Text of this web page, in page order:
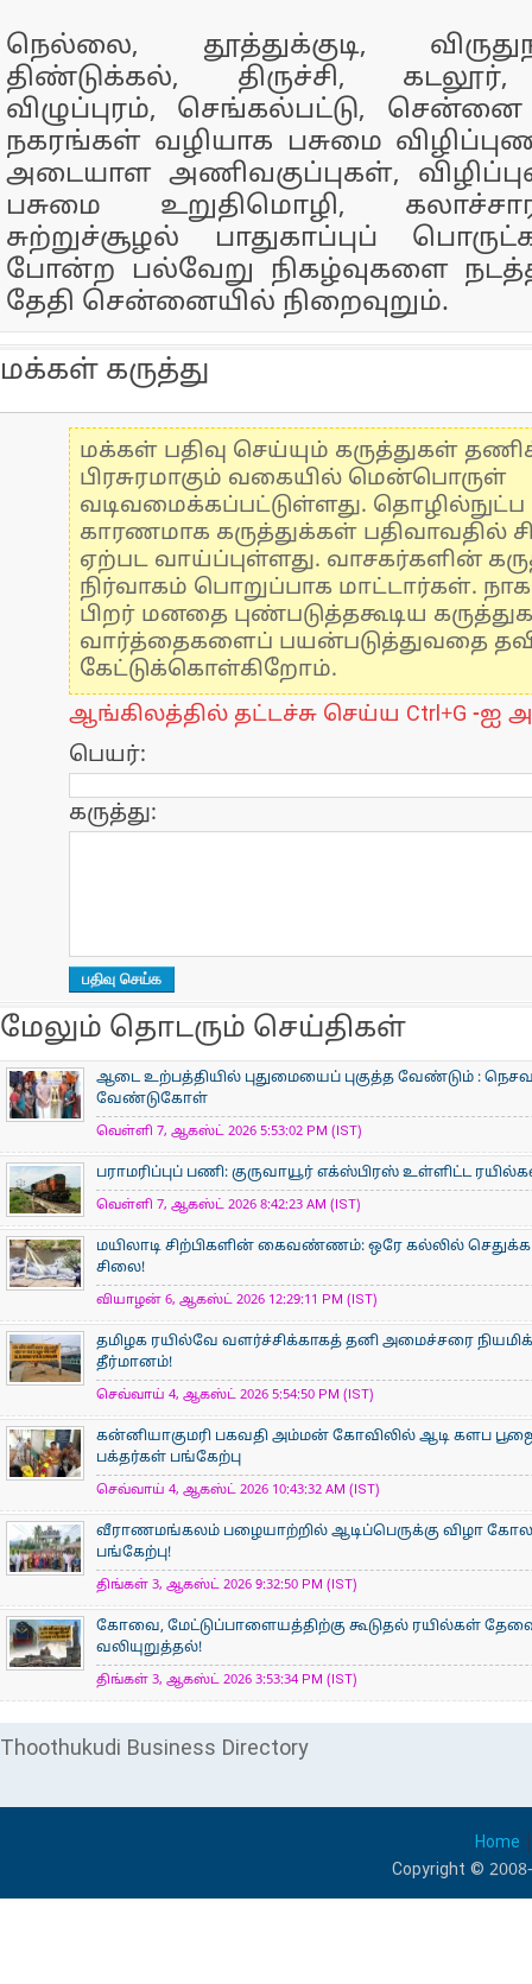
நெல்லை, தூத்துக்குடி,
திண்டுக்கல், திருச்சி, கடலூர்,
விழுப்புரம், செங்கல்பட்டு,
நகரங்கள் வழியாக பசுமை
அடையாள அணிவகுப்புகள்,
பசுமை உறுதிமொழி,
சுற்றுச்சூழல் பாதுகாப்புப்
போன்ற பல்வேறு நிகழ்வுகளை
தேதி சென்னையில் நிறைவுறும்.
மக்கள் கருத்து
மக்கள் பதிவு செய்யும் கருத்துகள்
பிரசுரமாகும் வகையில் மென்பொருள்
வடிவமைக்கப்பட்டுள்ளது.
காரணமாக கருத்துக்கள் பதிவாவதில்
ஏற்பட வாய்ப்புள்ளது. வாசகர்களின்
நிர்வாகம் பொறுப்பாக மாட்டார்கள்.
பிறர் மனதை புண்படுத்தகூடிய
வார்த்தைகளைப் பயன்படுத்துவதை
கேட்டுக்கொள்கிறோம்.
ஆங்கிலத்தில் தட்டச்சு செய்ய Ctrl+G -ஐ
பெயர்:
கருத்து:
மேலும் தொடரும் செய்திகள்
ஆடை உற்பத்தியில் புதுமையைப் புகுத்த வேண்டும் :
வேண்டுகோள்
வெள்ளி 7, ஆகஸ்ட் 2026 5:53:02 PM (IST)
பராமரிப்புப் பணி: குருவாயூர் எக்ஸ்பிரஸ் உள்ளிட்ட
வெள்ளி 7, ஆகஸ்ட் 2026 8:42:23 AM (IST)
மயிலாடி சிற்பிகளின் கைவண்ணம்: ஒரே கல்லில்
சிலை!
வியாழன் 6, ஆகஸ்ட் 2026 12:29:11 PM (IST)
தமிழக ரயில்வே வளர்ச்சிக்காகத் தனி அமைச்சரை
தீர்மானம்!
செவ்வாய் 4, ஆகஸ்ட் 2026 5:54:50 PM (IST)
கன்னியாகுமரி பகவதி அம்மன் கோவிலில் ஆடி களப
பக்தர்கள் பங்கேற்பு
செவ்வாய் 4, ஆகஸ்ட் 2026 10:43:32 AM (IST)
வீராணமங்கலம் பழையாற்றில் ஆடிப்பெருக்கு விழா
பங்கேற்பு!
திங்கள் 3, ஆகஸ்ட் 2026 9:32:50 PM (IST)
கோவை, மேட்டுப்பாளையத்திற்கு கூடுதல் ரயில்கள்
வலியுறுத்தல்!
திங்கள் 3, ஆகஸ்ட் 2026 3:53:34 PM (IST)
Thoothukudi Business Directory
Home
Copyright ©